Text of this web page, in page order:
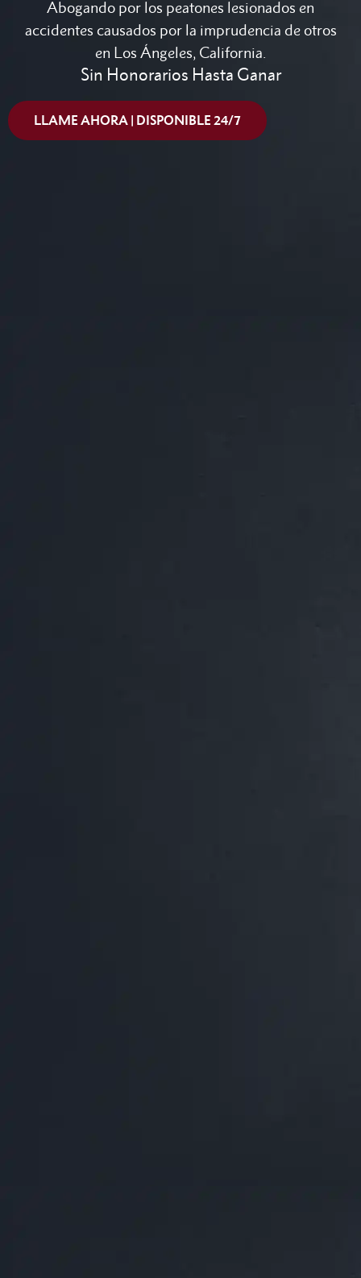
Abogando por los peatones lesionados en
accidentes causados por la imprudencia de otros
en Los Ángeles, California.
Sin Honorarios Hasta Ganar
LLAME AHORA | DISPONIBLE 24/7